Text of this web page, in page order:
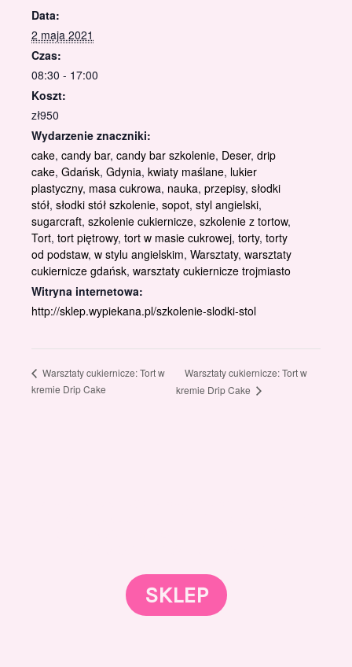
Data:
2 maja 2021
Czas:
08:30 - 17:00
Koszt:
zł950
Wydarzenie znaczniki:
cake, candy bar, candy bar szkolenie, Deser, drip
cake, Gdańsk, Gdynia, kwiaty maślane, lukier
plastyczny, masa cukrowa, nauka, przepisy, słodki
stół, słodki stół szkolenie, sopot, styl angielski,
sugarcraft, szkolenie cukiernicze, szkolenie z tortow,
Tort, tort piętrowy, tort w masie cukrowej, torty, torty
od podstaw, w stylu angielskim, Warsztaty, warsztaty
cukiernicze gdańsk, warsztaty cukiernicze trojmiasto
Witryna internetowa:
http://sklep.wypiekana.pl/szkolenie-slodki-stol
Warsztaty cukiernicze: Tort w
kremie Drip Cake
Warsztaty cukiernicze: Tort w
kremie Drip Cake
SKLEP